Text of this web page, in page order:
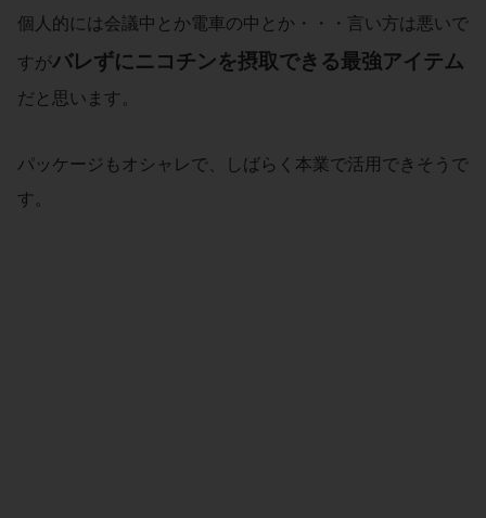
個人的には会議中とか電車の中とか・・・言い方は悪いで
すがバレずにニコチンを摂取できる最強アイテム
だと思います。
パッケージもオシャレで、しばらく本業で活用できそうで
す。